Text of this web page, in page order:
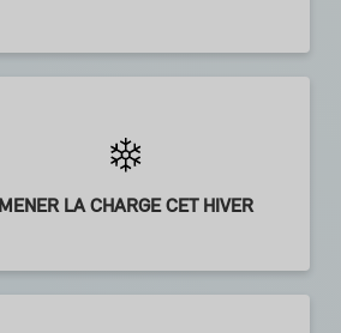
MENER LA CHARGE CET HIVER